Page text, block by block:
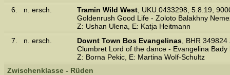
6.
n. ersch. Tramin Wild West , UKU.0433298, 5.8.19,
Goldenrush Good Life - Zoloto Balakhny
Z: Ushan Ulena, E: Katja Heitmann
7.
n. ersch. Downt Town Bos Evangelinas , BHR
Clumbret Lord of the dance - Evangelina Bady
Z: Borna Pekic, E: Martina Wolf-Schultz
Zwischenklasse - Rüden